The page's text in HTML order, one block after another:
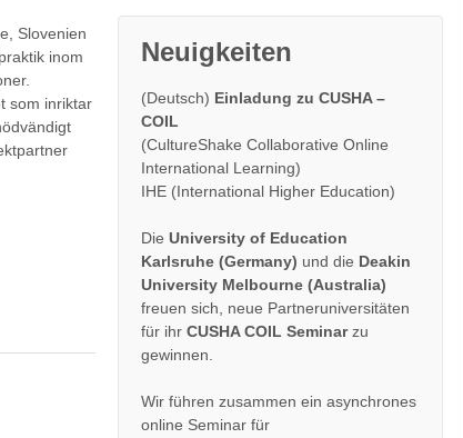
Slovenien
inom
som inriktar
Neuigkeiten
(Deutsch) Einladung zu CUSHA –
COIL
(CultureShake Collaborative Online
International Learning)
IHE (International Higher Education)
DieUniversity of Education
Karlsruhe (Germany) und die Deakin
University Melbourne (Australia)
freuen sich, neue Partneruniversitäten
für ihrCUSHA COIL Seminarzu
gewinnen.
Wir führen zusammen ein asynchrones
online Seminar für